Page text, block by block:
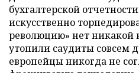
бухгалтерской
искусственно
революцию» нет никакой
утопили саудиты совсем
европейцы никогда не